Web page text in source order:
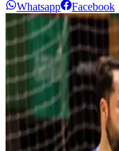
Whatsapp
Facebook